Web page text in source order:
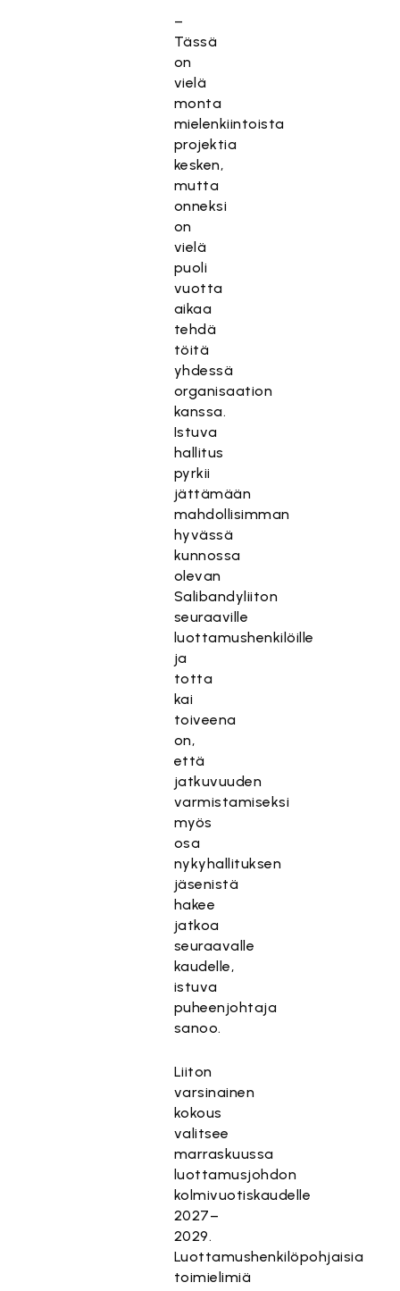
–
Tässä
on
vielä
monta
mielenkiintoista
projektia
kesken,
mutta
onneksi
on
vielä
puoli
vuotta
aikaa
tehdä
töitä
yhdessä
organisaation
kanssa.
Istuva
hallitus
pyrkii
jättämään
mahdollisimman
hyvässä
kunnossa
olevan
Salibandyliiton
seuraaville
luottamushenkilöille
ja
totta
kai
toiveena
on,
että
jatkuvuuden
varmistamiseksi
myös
osa
nykyhallituksen
jäsenistä
hakee
jatkoa
seuraavalle
kaudelle,
istuva
puheenjohtaja
sanoo.
Liiton
varsinainen
kokous
valitsee
marraskuussa
luottamusjohdon
kolmivuotiskaudelle
2027–
2029.
Luottamushenkilöpohjaisia
toimielimiä